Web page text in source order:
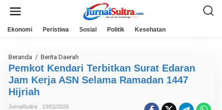
Ekonomi Peristiwa Sosial Politik Kesehatan
Beranda / Berita Daerah
e
m
Pemkot Kendari Terbitkan Surat Edaran
Jam Kerja ASN Selama Ramadan 1447
Hijriah
JurnalSultra
13/02/2026